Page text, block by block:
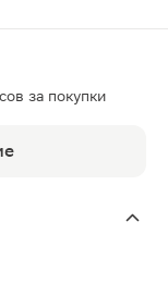
за покупки